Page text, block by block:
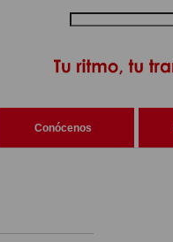
Conócenos